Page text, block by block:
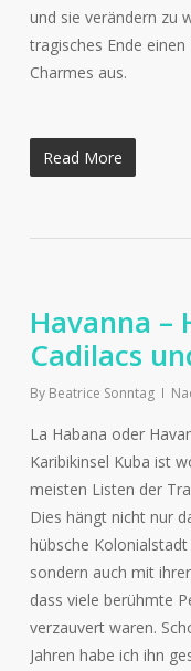
und sie verändern zu
tragisches Ende
Charmes aus.
Read More
Havanna –
Cadilacs
By Beatrice Sonntag
La Habana oder
Karibikinsel Kuba ist
meisten Listen der
Dies hängt nicht nur
hübsche
sondern auch mit
dass viele berühmte
verzauvert waren.
Jahren habe ich ihn